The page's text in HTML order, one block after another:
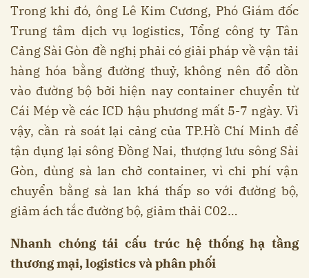
Trong khi đó, ông Lê Kim Cương, Phó Giám đốc
Trung tâm dịch vụ logistics, Tổng công ty Tân
Cảng Sài Gòn đề nghị phải có giải pháp về vận tải
hàng hóa bằng đường thuỷ, không nên đổ dồn
vào đường bộ bởi hiện nay container chuyển từ
Cái Mép về các ICD hậu phương mất 5-7 ngày. Vì
vậy, cần rà soát lại cảng của TP.Hồ Chí Minh để
tận dụng lại sông Đồng Nai, thượng lưu sông Sài
Gòn, dùng sà lan chở container, vì chi phí vận
chuyển bằng sà lan khá thấp so với đường bộ,
giảm ách tắc đường bộ, giảm thải C02…
Nhanh chóng tái cấu trúc hệ thống hạ tầng
thương mại, logistics và phân phối